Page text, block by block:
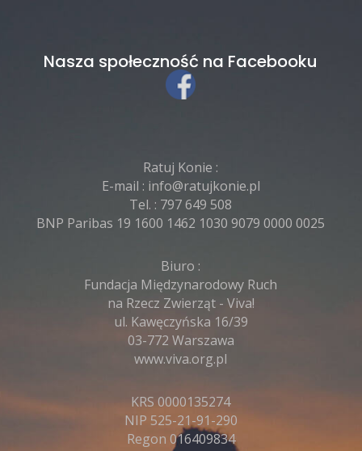
Nasza społeczność na Facebooku
Ratuj Konie :
E-mail : info@ratujkonie.pl
Tel. : 797 649 508
BNP Paribas 19 1600 1462 1030 9079 0000 0025
Biuro :
Fundacja Międzynarodowy Ruch
na Rzecz Zwierząt - Viva!
ul. Kawęczyńska 16/39
03-772 Warszawa
www.viva.org.pl
KRS 0000135274
NIP 525-21-91-290
Regon 016409834